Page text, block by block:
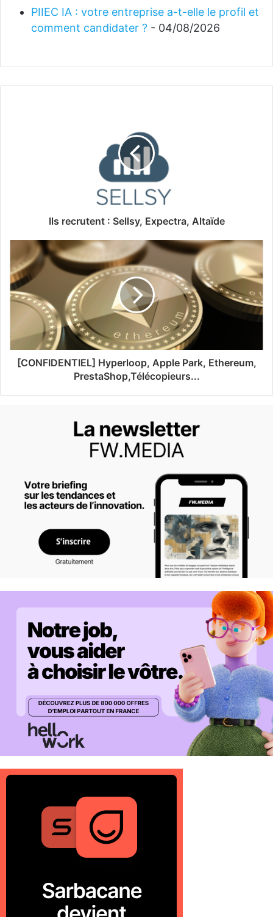
PIIEC IA : votre entreprise a-t-elle le profil et
comment candidater ? - 04/08/2026
Ils recrutent : Sellsy, Expectra, Altaïde
[CONFIDENTIEL] Hyperloop, Apple Park, Ethereum,
PrestaShop,Télécopieurs...